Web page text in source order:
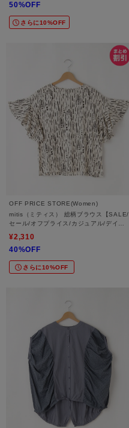
50%OFF
さらに10%OFF
OFF PRICE STORE(Women)
mitis（ミティス） 総柄ブラウス【SALE/
セール/オフプライス/カジュアル/デイリ
¥2,310
40%OFF
さらに10%OFF